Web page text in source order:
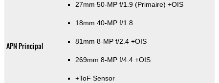
APN Principal
27mm 50-MP f/1.9 (Primaire) +OIS
18mm 40-MP f/1.8
81mm 8-MP f/2.4 +OIS
269mm 8-MP f/4.4 +OIS
+ToF Sensor